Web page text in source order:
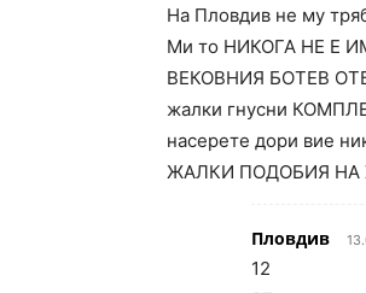
На Пловдив не му
Ми то НИКОГА НЕ Е
ВЕКОВНИЯ БОТЕВ
жалки гнусни
насерете дори вие
ЖАЛКИ ПОДОБИЯ НА
Пловдив
12